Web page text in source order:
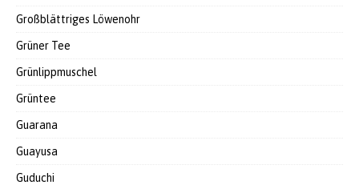
Großblättriges Löwenohr
Grüner Tee
Grünlippmuschel
Grüntee
Guarana
Guayusa
Guduchi